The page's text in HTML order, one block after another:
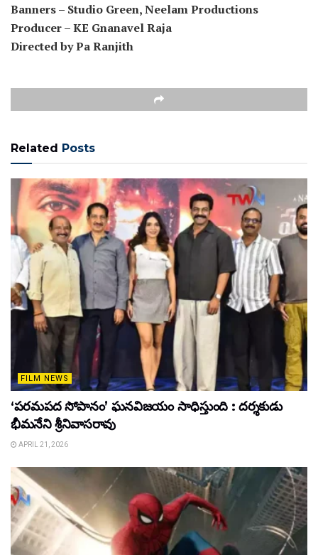
Banners – Studio Green, Neelam Productions
Producer – KE Gnanavel Raja
Directed by Pa Ranjith
Related Posts
FILM NEWS
‘పరమపద సోపానం’ ఘనవిజయం సాధిస్తుంది : దర్శకుడు
భీమనేని శ్రీనివాసరావు
APRIL 21, 2026